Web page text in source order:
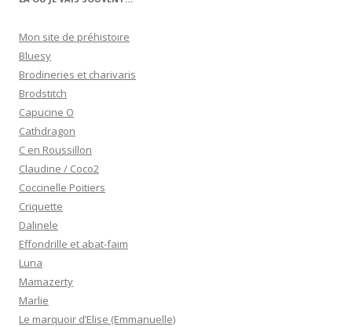
Mon site de préhistoire
Bluesy
Brodineries et charivaris
Brodstitch
Capucine O
Cathdragon
C en Roussillon
Claudine / Coco2
Coccinelle Poitiers
Criquette
Dalinele
Effondrille et abat-faim
Luna
Mamazerty
Marlie
Le marquoir d’Elise (Emmanuelle)